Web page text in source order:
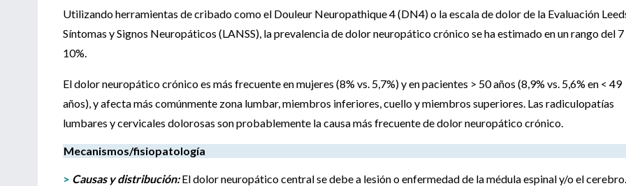
Utilizando herramientas de cribado como el Douleur Neuropathique 4 (DN4) o la escala de dolor de la Evaluación
Síntomas y Signos Neuropáticos (LANSS), la prevalencia de dolor neuropático crónico se ha estimado en un rango del 7
10%.
El dolor neuropático crónico es más frecuente en mujeres (8% vs. 5,7%) y en pacientes > 50 años (8,9% vs. 5,6% en < 49
años), y afecta más comúnmente zona lumbar, miembros inferiores, cuello y miembros superiores. Las radiculopatías
lumbares y cervicales dolorosas son probablemente la causa más frecuente de dolor neuropático crónico.
Mecanismos/fisiopatología
> Causas y distribución:El dolor neuropático central se debe a lesión o enfermedad de la médula espinal y/o el